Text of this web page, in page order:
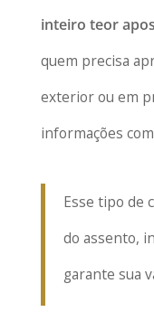
inteiro teor
quem precisa
exterior ou em
informações
Esse tipo de
do assento,
garante sua